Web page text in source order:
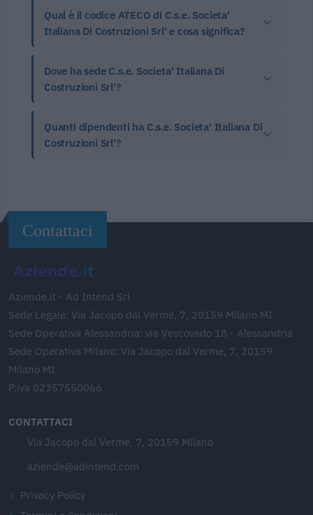
Qual è il codice ATECO di C.s.e. Societa'
Italiana Di Costruzioni Srl' e cosa significa?
Dove ha sede C.s.e. Societa' Italiana Di
Costruzioni Srl'?
Quanti dipendenti ha C.s.e. Societa' Italiana Di
Costruzioni Srl'?
Contattaci
Aziende.it - Ad Intend Srl
Sede Legale: Via Jacopo dal Verme, 7, 20159 Milano MI
Sede Operativa Alessandria: via Vescovado 18 - Alessandria
Sede Operativa Milano: Via Jacopo dal Verme, 7, 20159
Milano MI
P.iva 02357550066
CONTATTACI
Via Jacopo dal Verme, 7, 20159 Milano
aziende@adintend.com
Privacy Policy